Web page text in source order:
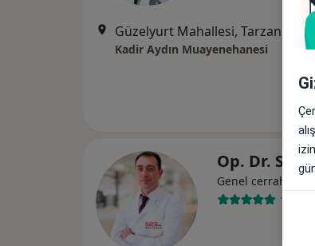
Kadir Aydın Muayenehanesi
Op. Dr.
Genel cerrahi
17